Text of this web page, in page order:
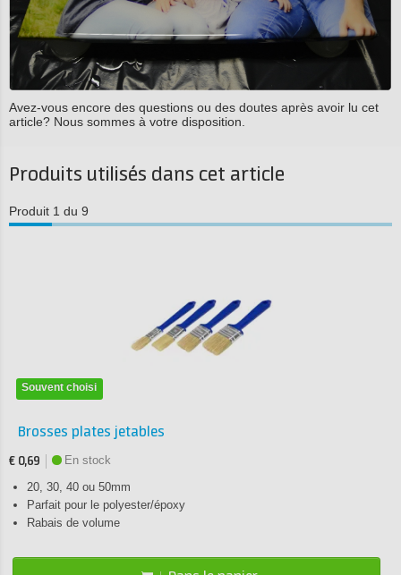
Avez-vous encore des questions ou des doutes après avoir lu cet
article? Nous sommes à votre disposition.
Produits utilisés dans cet article
Produit 1 du 9
Souvent choisi
Brosses plates jetables
€ 0,69
En stock
20, 30, 40 ou 50mm
Parfait pour le polyester/époxy
Rabais de volume